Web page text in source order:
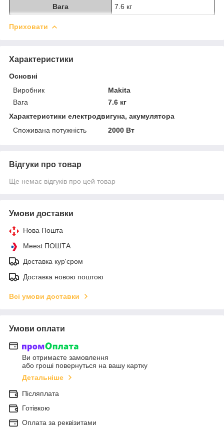
Вага
7.6 кг
Приховати
Характеристики
Основні
Виробник
Makita
Вага
7.6 кг
Характеристики електродвигуна, акумулятора
Споживана потужність
2000 Вт
Відгуки про товар
Ще немає відгуків про цей товар
Умови доставки
Нова Пошта
Meest ПОШТА
Доставка кур'єром
Доставка новою поштою
Всі умови доставки
Умови оплати
Ви отримаєте замовлення
або гроші повернуться на вашу картку
Детальніше
Післяплата
Готівкою
Оплата за реквізитами